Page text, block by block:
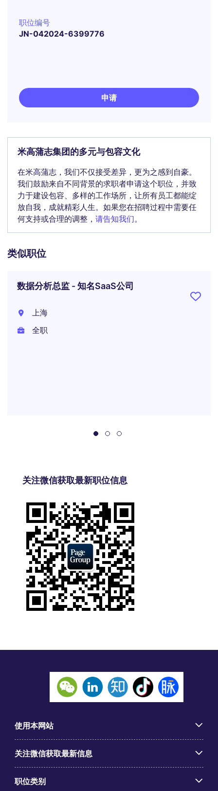
职位编号
JN-042024-6399776
申请
米高蒲志集团的多元与包容文化
在米高蒲志，我们不仅接受差异，更为之感到自豪。
我们鼓励来自不同背景的求职者申请这个职位，并致
力于建设包容、多样的工作场所，让所有员工都能绽
放自我，成就精彩人生。如果您在招聘过程中需要任
何支持或合理的调整， 请告知我们。
类似职位
数据分析总监 - 知名SaaS公司
上海
全职
关注微信获取最新职位信息
使用本网站
关注微信获取最新信息
职位类别